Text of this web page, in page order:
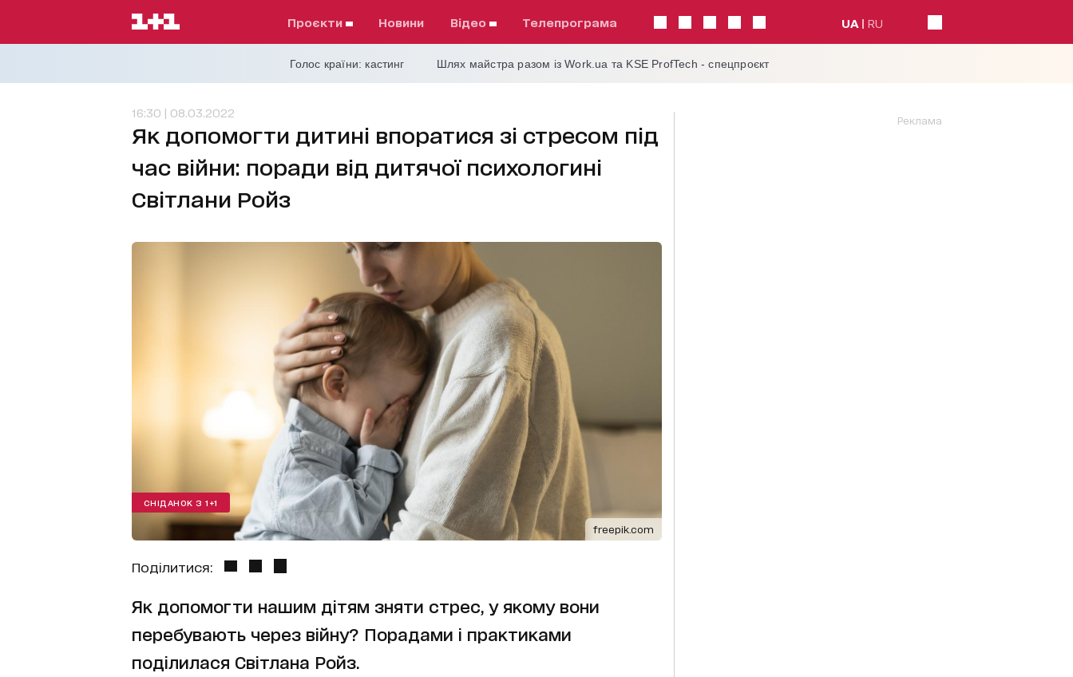
проєкти Новини відео телепрограма UA RU
Голос країни: кастинг Шлях майстра разом із Work.ua та KSE ProfTech - спецпроєкт
16:30 | 08.03.2022
Як допомогти дитині впоратися зі стресом під
час війни: поради від дитячої психологині
Світлани Ройз
freepik.com
СНІДАНОК З 1+1
Поділитися:
Як допомогти нашим дітям зняти стрес, у якому вони
перебувають через війну? Порадами і практиками
поділилася Світлана Ройз.
Реклама